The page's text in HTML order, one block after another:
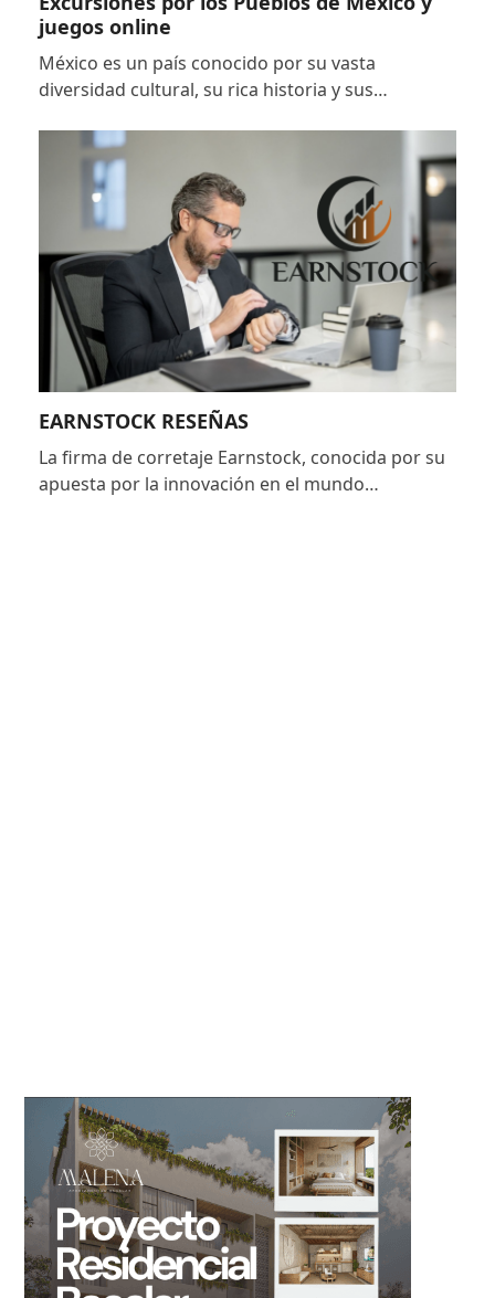
juegos online
México es un país conocido por su vasta
diversidad cultural, su rica historia y sus…
EARNSTOCK RESEÑAS
La firma de corretaje Earnstock, conocida por su
apuesta por la innovación en el mundo…